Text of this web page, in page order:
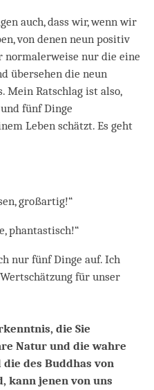
auch, dass wir, wenn wir
von denen neun positiv
normalerweise nur die eine
übersehen die neun
Mein Ratschlag ist also,
fünf Dinge
Leben schätzt. Es geht
großartig!“
phantastisch!“
nur fünf Dinge auf. Ich
für unser
die Sie
Natur und die wahre
des Buddhas von
kann jenen von uns